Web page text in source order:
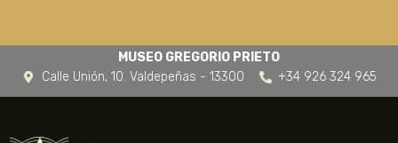
MUSEO GREGORIO PRIETO
Calle Unión, 10. Valdepeñas - 13300
+34 926 324 965